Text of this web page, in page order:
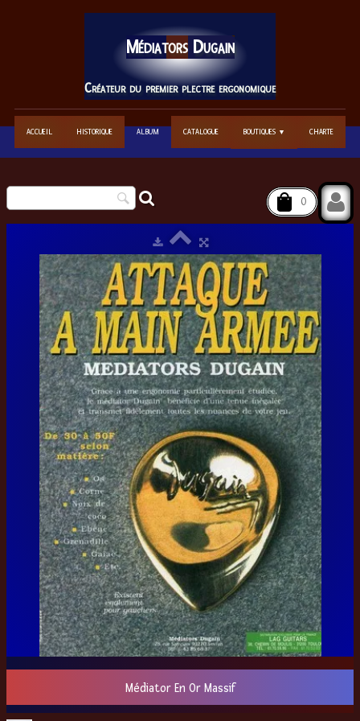
MédiatorsDugain
Créateur du premier plectre ergonomique
ACCUEIL HISTORIQUE ALBUM CATALOGUE BOUTIQUES ▼ CHARTE
0
Médiator En Or Massif